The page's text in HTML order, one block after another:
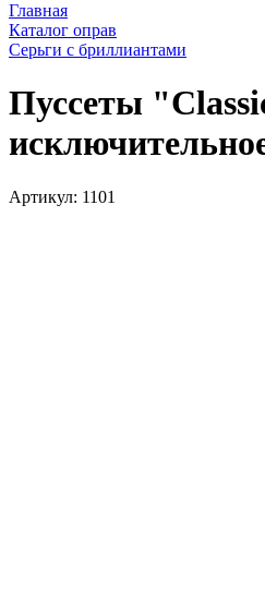
Главная
Каталог оправ
Серьги с бриллиантами
Пуссеты
Артикул: 1101